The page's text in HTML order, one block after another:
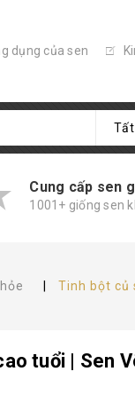
dụng của sen
Cung cấp sen
1001+ giống sen
Tinh bột củ
tuổi | Sen